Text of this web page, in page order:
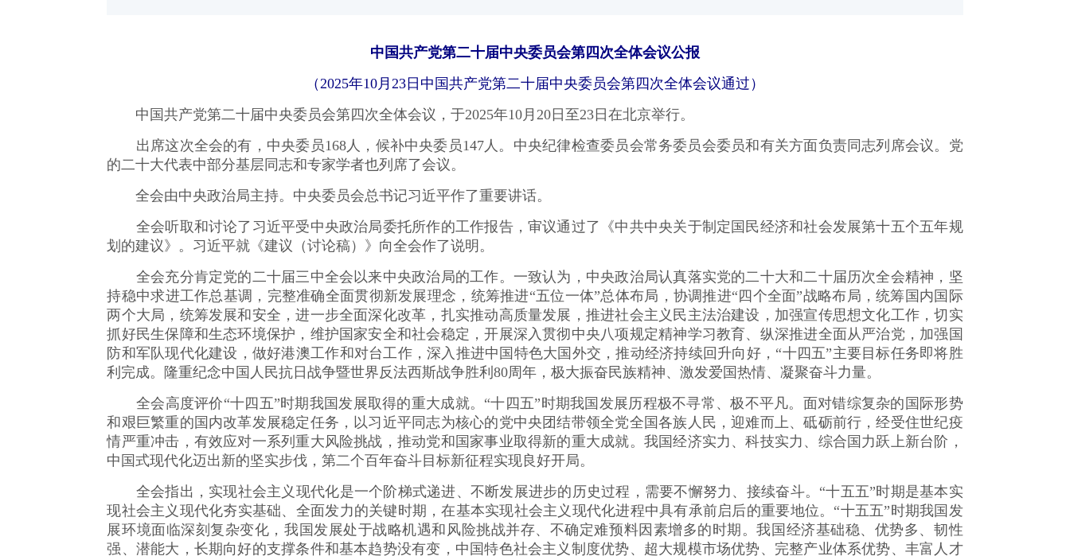
中国共产党第二十届中央委员会第四次全体会议公报
（2025年10月23日中国共产党第二十届中央委员会第四次全体会议通过）
中国共产党第二十届中央委员会第四次全体会议，于2025年10月20日至23日在北京举行。
出席这次全会的有，中央委员168人，候补中央委员147人。中央纪律检查委员会常务委员会委员和有关方面负责同志列席会议。党
的二十大代表中部分基层同志和专家学者也列席了会议。
全会由中央政治局主持。中央委员会总书记习近平作了重要讲话。
全会听取和讨论了习近平受中央政治局委托所作的工作报告，审议通过了《中共中央关于制定国民经济和社会发展第十五个五年规
划的建议》。习近平就《建议（讨论稿）》向全会作了说明。
全会充分肯定党的二十届三中全会以来中央政治局的工作。一致认为，中央政治局认真落实党的二十大和二十届历次全会精神，坚
持稳中求进工作总基调，完整准确全面贯彻新发展理念，统筹推进“五位一体”总体布局，协调推进“四个全面”战略布局，统筹国内国际
两个大局，统筹发展和安全，进一步全面深化改革，扎实推动高质量发展，推进社会主义民主法治建设，加强宣传思想文化工作，切实
抓好民生保障和生态环境保护，维护国家安全和社会稳定，开展深入贯彻中央八项规定精神学习教育、纵深推进全面从严治党，加强国
防和军队现代化建设，做好港澳工作和对台工作，深入推进中国特色大国外交，推动经济持续回升向好，“十四五”主要目标任务即将胜
利完成。隆重纪念中国人民抗日战争暨世界反法西斯战争胜利80周年，极大振奋民族精神、激发爱国热情、凝聚奋斗力量。
全会高度评价“十四五”时期我国发展取得的重大成就。“十四五”时期我国发展历程极不寻常、极不平凡。面对错综复杂的国际形势
和艰巨繁重的国内改革发展稳定任务，以习近平同志为核心的党中央团结带领全党全国各族人民，迎难而上、砥砺前行，经受住世纪疫
情严重冲击，有效应对一系列重大风险挑战，推动党和国家事业取得新的重大成就。我国经济实力、科技实力、综合国力跃上新台阶，
中国式现代化迈出新的坚实步伐，第二个百年奋斗目标新征程实现良好开局。
全会指出，实现社会主义现代化是一个阶梯式递进、不断发展进步的历史过程，需要不懈努力、接续奋斗。“十五五”时期是基本实
现社会主义现代化夯实基础、全面发力的关键时期，在基本实现社会主义现代化进程中具有承前启后的重要地位。“十五五”时期我国发
展环境面临深刻复杂变化，我国发展处于战略机遇和风险挑战并存、不确定难预料因素增多的时期。我国经济基础稳、优势多、韧性
强、潜能大，长期向好的支撑条件和基本趋势没有变，中国特色社会主义制度优势、超大规模市场优势、完整产业体系优势、丰富人才